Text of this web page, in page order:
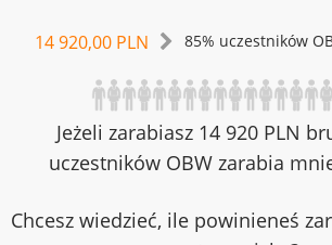
14 920,00 PLN 85% uczestników
Jeżeli zarabiasz 14 920 PLN
uczestników OBW zarabia
Chcesz wiedzieć, ile powinieneś